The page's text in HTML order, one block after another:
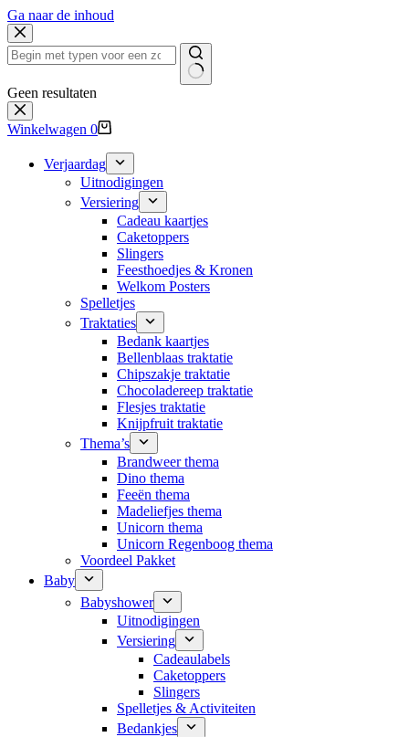
Ga naar de inhoud
Geen resultaten
Winkelwagen 0
Verjaardag
Uitnodigingen
Versiering
Cadeau kaartjes
Caketoppers
Slingers
Feesthoedjes & Kronen
Welkom Posters
Spelletjes
Traktaties
Bedank kaartjes
Bellenblaas traktatie
Chipszakje traktatie
Chocoladereep traktatie
Flesjes traktatie
Knijpfruit traktatie
Thema’s
Brandweer thema
Dino thema
Feeën thema
Madeliefjes thema
Unicorn thema
Unicorn Regenboog thema
Voordeel Pakket
Baby
Babyshower
Uitnodigingen
Versiering
Cadeaulabels
Caketoppers
Slingers
Spelletjes & Activiteiten
Bedankjes